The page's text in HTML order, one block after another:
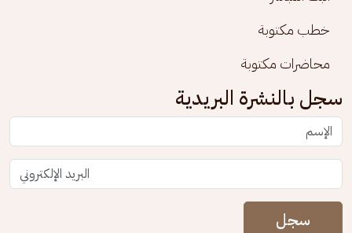
خطب مكتوبة
محاضرات مكتوبة
سجل بالنشرة البريدية
سجل